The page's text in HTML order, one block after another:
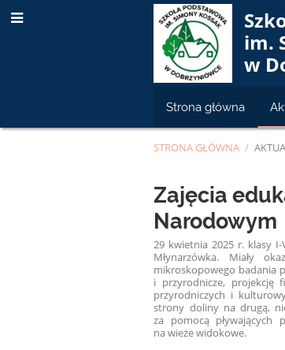
im.
w
Strona główna
STRONA GŁÓWNA /
Aktualności
Zajęcia
Narodowym
29 kwietnia 2025 r. klasy
Młynarzówka. Miały
mikroskopowego badania
i przyrodnicze, projekcję
przyrodniczych i
strony doliny na drugą,
za pomocą pływających
na wieże widokowe.